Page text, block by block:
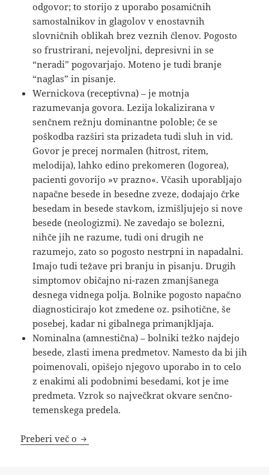
odgovor; to storijo z uporabo posamičnih
samostalnikov in glagolov v enostavnih
slovničnih oblikah brez veznih členov. Pogosto
so frustrirani, nejevoljni, depresivni in se
“neradi” pogovarjajo. Moteno je tudi branje
“naglas” in pisanje.
Wernickova (receptivna) – je motnja
razumevanja govora. Lezija lokalizirana v
senčnem režnju dominantne poloble; če se
poškodba razširi sta prizadeta tudi sluh in vid.
Govor je precej normalen (hitrost, ritem,
melodija), lahko edino prekomeren (logorea),
pacienti govorijo »v prazno«. Včasih uporabljajo
napačne besede in besedne zveze, dodajajo črke
besedam in besede stavkom, izmišljujejo si nove
besede (neologizmi). Ne zavedajo se bolezni,
nihče jih ne razume, tudi oni drugih ne
razumejo, zato so pogosto nestrpni in napadalni.
Imajo tudi težave pri branju in pisanju. Drugih
simptomov običajno ni-razen zmanjšanega
desnega vidnega polja. Bolnike pogosto napačno
diagnosticirajo kot zmedene oz. psihotične, še
posebej, kadar ni gibalnega primanjkljaja.
Nominalna (amnestična) – bolniki težko najdejo
besede, zlasti imena predmetov. Namesto da bi jih
poimenovali, opišejo njegovo uporabo in to celo
z enakimi ali podobnimi besedami, kot je ime
predmeta. Vzrok so največkrat okvare senčno-
temenskega predela.
Preberi več o Nevrologija